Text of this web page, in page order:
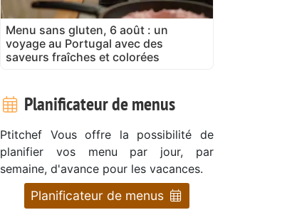
Menu sans gluten, 6 août : un
voyage au Portugal avec des
saveurs fraîches et colorées
Planificateur de menus
Ptitchef Vous offre la possibilité de
planifier vos menu par jour, par
semaine, d'avance pour les vacances.
Planificateur de menus